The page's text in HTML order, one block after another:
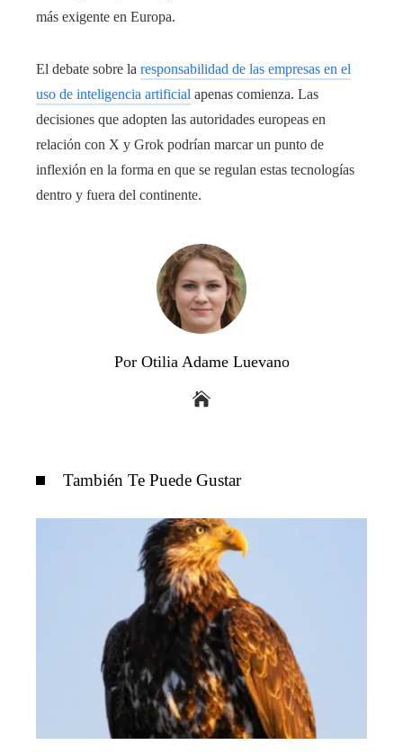
más exigente en Europa.
El debate sobre la responsabilidad de las empresas en el
uso de inteligencia artificial apenas comienza. Las
decisiones que adopten las autoridades europeas en
relación con X y Grok podrían marcar un punto de
inflexión en la forma en que se regulan estas tecnologías
dentro y fuera del continente.
Por Otilia Adame Luevano
También Te Puede Gustar